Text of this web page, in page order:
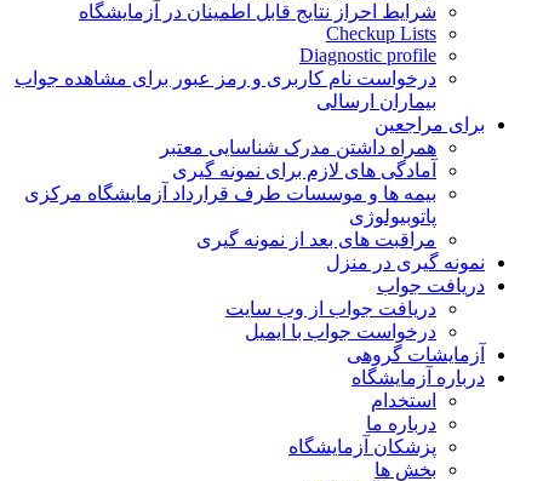
شرایط احراز نتایج قابل اطمینان در آزمایشگاه
Checkup Lists
Diagnostic profile
درخواست نام کاربری و رمز عبور برای مشاهده جواب
بیماران ارسالی
برای مراجعین
همراه داشتن مدرک شناسایی معتبر
آمادگی های لازم برای نمونه گیری
بیمه ها و موسسات طرف قرارداد آزمایشگاه مرکزی
پاتوبیولوژی
مراقبت های بعد از نمونه گیری
نمونه گیری در منزل
دریافت جواب
دریافت جواب از وب سایت
درخواست جواب با ایمیل
آزمایشات گروهی
درباره آزمایشگاه
استخدام
درباره ما
پزشکان آزمایشگاه
بخش ها